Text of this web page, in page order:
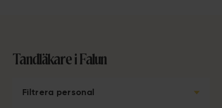
Tandläkare i Falun
Filtrera personal